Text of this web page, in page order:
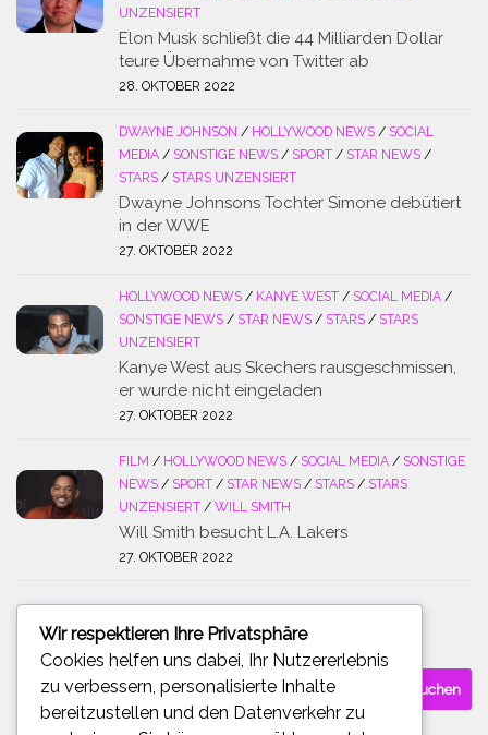
UNZENSIERT
Elon Musk schließt die 44 Milliarden Dollar
teure Übernahme von Twitter ab
28. OKTOBER 2022
DWAYNE JOHNSON / HOLLYWOOD NEWS / SOCIAL
MEDIA / SONSTIGE NEWS / SPORT / STAR NEWS /
STARS / STARS UNZENSIERT
Dwayne Johnsons Tochter Simone debütiert
in der WWE
27. OKTOBER 2022
HOLLYWOOD NEWS / KANYE WEST / SOCIAL MEDIA /
SONSTIGE NEWS / STAR NEWS / STARS / STARS
UNZENSIERT
Kanye West aus Skechers rausgeschmissen,
er wurde nicht eingeladen
27. OKTOBER 2022
FILM / HOLLYWOOD NEWS / SOCIAL MEDIA / SONSTIGE
NEWS / SPORT / STAR NEWS / STARS / STARS
UNZENSIERT / WILL SMITH
Will Smith besucht L.A. Lakers
27. OKTOBER 2022
Suchen
nach:
Wir respektieren Ihre Privatsphäre
Cookies helfen uns dabei, Ihr Nutzererlebnis
zu verbessern, personalisierte Inhalte
bereitzustellen und den Datenverkehr zu